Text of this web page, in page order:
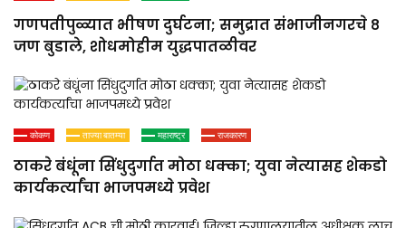
गणपतीपुळ्यात भीषण दुर्घटना; समुद्रात संभाजीनगरचे ८
जण बुडाले, शोधमोहीम युद्धपातळीवर
कोकण ताज्या बातम्या महाराष्ट्र राजकारण
ठाकरे बंधूंना सिंधुदुर्गात मोठा धक्का; युवा नेत्यासह शेकडो
कार्यकर्त्यांचा भाजपमध्ये प्रवेश